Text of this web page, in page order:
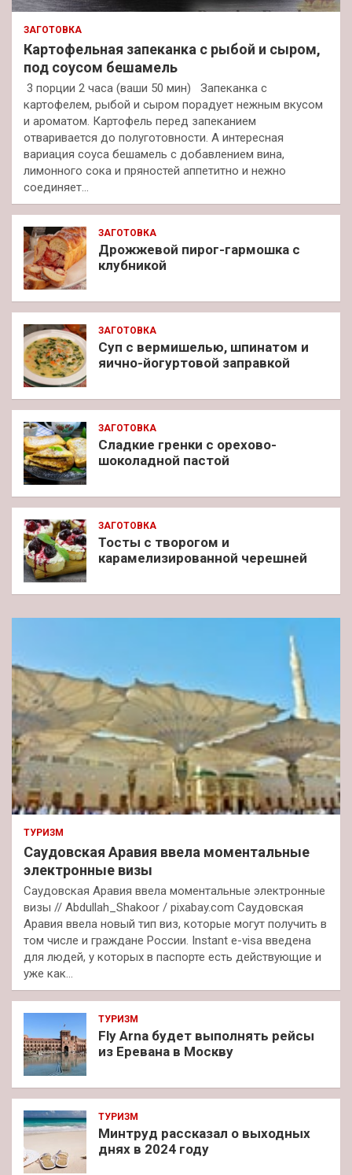
ЗАГОТОВКА
Картофельная запеканка с рыбой и сыром,
под соусом бешамель
3 порции 2 часа (ваши 50 мин) Запеканка с
картофелем, рыбой и сыром порадует нежным вкусом
и ароматом. Картофель перед запеканием
отваривается до полуготовности. А интересная
вариация соуса бешамель с добавлением вина,
лимонного сока и пряностей аппетитно и нежно
соединяет…
ЗАГОТОВКА
Дрожжевой пирог-гармошка с
клубникой
ЗАГОТОВКА
Суп с вермишелью, шпинатом и
яично-йогуртовой заправкой
ЗАГОТОВКА
Сладкие гренки с орехово-
шоколадной пастой
ЗАГОТОВКА
Тосты с творогом и
карамелизированной черешней
ТУРИЗМ
Саудовская Аравия ввела моментальные
электронные визы
Саудовская Аравия ввела моментальные электронные
визы // Abdullah_Shakoor / pixabay.com Саудовская
Аравия ввела новый тип виз, которые могут получить в
том числе и граждане России. Instant e-visa введена
для людей, у которых в паспорте есть действующие и
уже как…
ТУРИЗМ
Fly Arna будет выполнять рейсы
из Еревана в Москву
ТУРИЗМ
Минтруд рассказал о выходных
днях в 2024 году